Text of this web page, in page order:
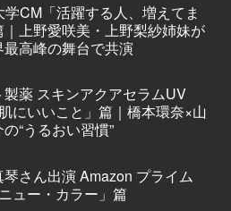
学CM「活躍する人、増えてま
｜上野愛咲美・上野梨紗姉妹が
最高峰の舞台で共演
製薬 スキンアクアセラムUV
にいいこと」篇｜橋本環奈×山
“うるおい習慣”
琴さん出演 Amazon プライム
ュー・カラー」篇